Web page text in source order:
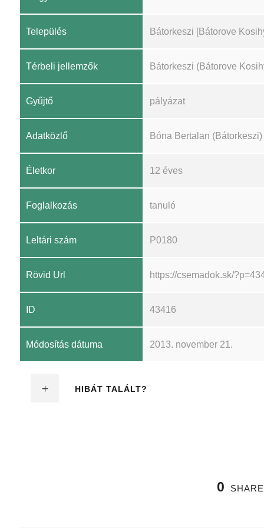
Település Bátorkeszi [Bátorove
Térbeli jellemzők Bátorkeszi (Bátorove
Gyűjtő pályázat
Adatközlő Bóna Bertalan (Bátorkeszi)
Életkor 12 éves
Foglalkozás tanuló
Leltári szám P0180
Rövid Url https://csemadok.sk/
ID 43416
Módosítás dátuma 2013. november 21.
HIBÁT TALÁLT?
0